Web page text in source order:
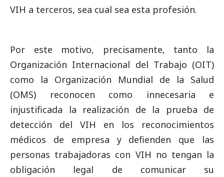
VIH a terceros, sea cual sea esta profesión.
Por este motivo, precisamente, tanto la
Organización Internacional del Trabajo (OIT)
como la Organización Mundial de la Salud
(OMS) reconocen como innecesaria e
injustificada la realización de la prueba de
detección del VIH en los reconocimientos
médicos de empresa y defienden que las
personas trabajadoras con VIH no tengan la
obligación legal de comunicar su